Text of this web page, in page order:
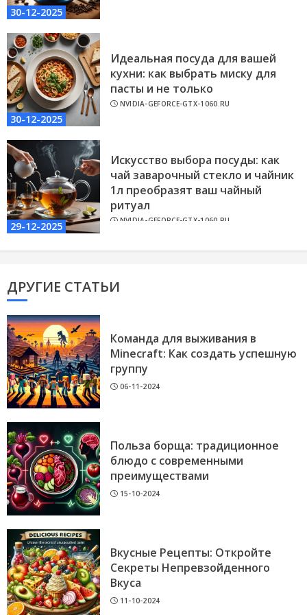
30-12-2025
30-12-2025
Идеальная посуда для вашей
кухни: как выбрать миску для
пасты и не только
NVIDIA-GEFORCE-GTX-1060.RU
29-12-2025
Искусство выбора посуды: как
чай заварочный стекло и чайник
1л преобразят ваш чайный
ритуал
NVIDIA-GEFORCE-GTX-1060.RU
ДРУГИЕ СТАТЬИ
Команда для выживания в
Minecraft: Как создать успешную
группу
06-11-2024
Польза борща: традиционное
блюдо с современными
преимуществами
15-10-2024
Вкусные Рецепты: Откройте
Секреты Непревзойденного
Вкуса
11-10-2024